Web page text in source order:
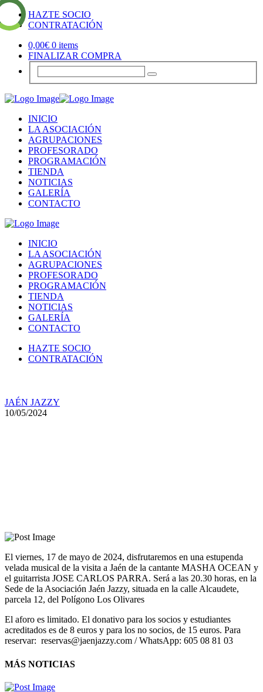
HAZTE SOCIO
CONTRATACIÓN
0,00€ 0 items
FINALIZAR COMPRA
INICIO
LA ASOCIACIÓN
AGRUPACIONES
PROFESORADO
PROGRAMACIÓN
TIENDA
NOTICIAS
GALERÍA
CONTACTO
INICIO
LA ASOCIACIÓN
AGRUPACIONES
PROFESORADO
PROGRAMACIÓN
TIENDA
NOTICIAS
GALERÍA
CONTACTO
HAZTE SOCIO
CONTRATACIÓN
JAÉN JAZZY
10/05/2024
El viernes, 17 de mayo de 2024, disfrutaremos en una estupenda
velada musical de la visita a Jaén de la cantante MASHA OCEAN y
el guitarrista JOSE CARLOS PARRA. Será a las 20.30 horas, en la
Sede de la Asociación Jaén Jazzy, situada en la calle Alcaudete,
parcela 12, del Polígono Los Olivares
El aforo es limitado. El donativo para los socios y estudiantes
acreditados es de 8 euros y para los no socios, de 15 euros. Para
reservar: reservas@jaenjazzy.com / WhatsApp: 605 08 81 03
MÁS NOTICIAS